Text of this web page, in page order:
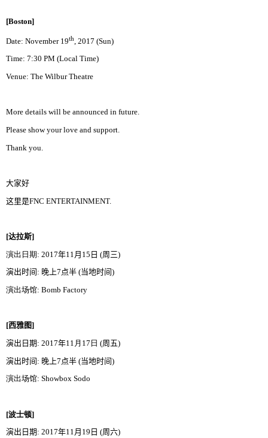
[Boston]
Date: November 19th , 2017 (Sun)
Time: 7:30 PM (Local Time)
Venue: The Wilbur Theatre
More details will be announced in future.
Please show your love and support.
Thank you.
大家好
这里是FNC ENTERTAINMENT.
[达拉斯]
演出日期: 2017年11 月 15 日 (周三)
演出时间 : 晚上7点半 (当地时间)
演出场馆: Bomb Factory
[西雅图]
演出日期: 2017年11 月 17 日 (周五)
演出时间: 晚上7 点半 (当地时间)
演出场馆: Showbox Sodo
[波士顿]
演出日期: 2017年11月 19 日 (周六)